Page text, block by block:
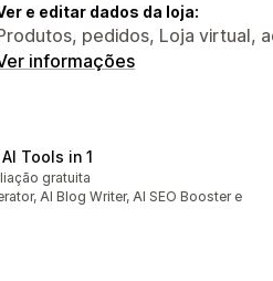
e editar dados da loja:
pedidos, Loja virtual,
informações
Tools in 1
ao todogratuita
AI Blog Writer, AI SEO Booster e